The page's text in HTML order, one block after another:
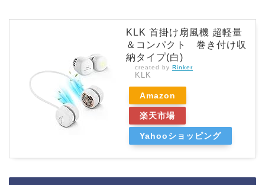
KLK 首掛け扇風機 超軽量
＆コンパクト 巻き付け収
納タイプ(白)
created by Rinker
KLK
Amazon
楽天市場
Yahooショッピング